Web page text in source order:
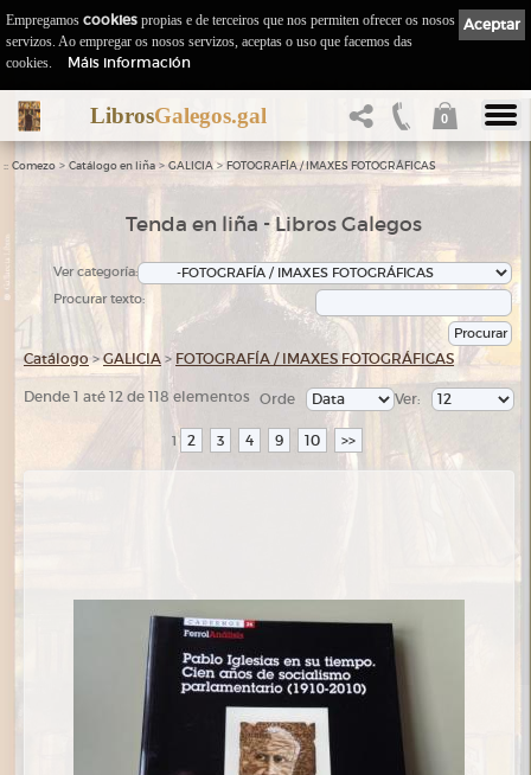
LibrosGalegos.gal 0
:: Comezo > Catálogo en liña > GALICIA> FOTOGRAFÍA / IMAXES FOTOGRÁFICAS
Tenda en liña - Libros Galegos
Ver categoría:
Procurar texto:
Catálogo >GALICIA > FOTOGRAFÍA / IMAXES FOTOGRÁFICAS
Dende 1 até 12 de 118 elementos Ver:
Orde
1 2 3 4 9 10 >>
Aceptar
Empregamos cookies propias e de terceiros que nos permiten ofrecer os nosos
servizos. Ao empregar os nosos servizos, aceptas o uso que facemos das
cookies.
Máis información